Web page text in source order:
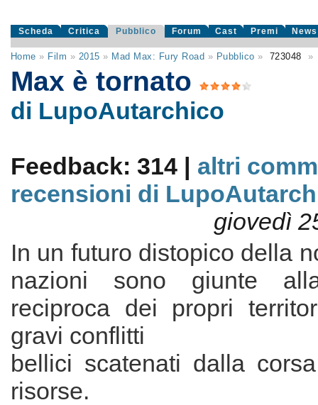
Scheda Critica Pubblico Forum Cast Premi News
Home » Film » 2015 » Mad Max: Fury Road » Pubblico » 723048 »
Max è tornato
di LupoAutarchico
Feedback: 314 | altri
recensioni di
giovedì
In un futuro distopico della
nazioni sono giunte
reciproca dei propri
gravi conflitti
bellici scatenati dalla
risorse.